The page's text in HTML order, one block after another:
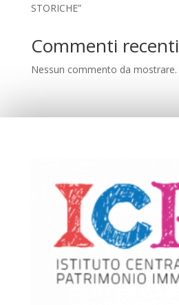
STORICHE”
Commenti recenti
Nessun commento da mostrare.